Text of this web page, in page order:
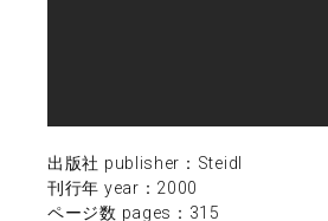
出版社 publisher：Steidl
刊行年 year：2000
ページ数 pages：315